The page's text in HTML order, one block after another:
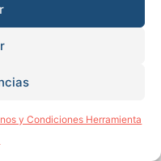
y Condiciones Herramienta
Venezuela es una
de Justicia de España.
y Aviso Legal